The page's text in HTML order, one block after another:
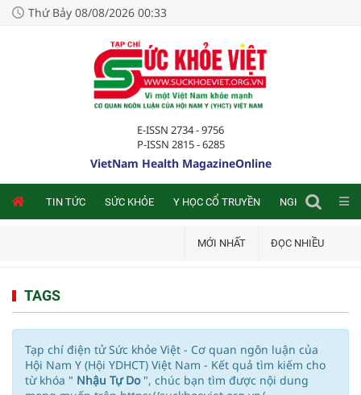
Thứ Bảy 08/08/2026 00:33
E-ISSN 2734 - 9756
P-ISSN 2815 - 6285
VietNam Health MagazineOnline
TIN TỨC SỨC KHỎE Y HỌC CỔ TRUYỀN NGHIÊN CỨU
MỚI NHẤT ĐỌC NHIỀU
TAGS
Tạp chí điện tử Sức khỏe Việt - Cơ quan ngôn luận của
Hội Nam Y (Hội YDHCT) Việt Nam - Kết quả tìm kiếm cho
từ khóa " Nhậu Tự Do ", chúc bạn tìm được nội dung